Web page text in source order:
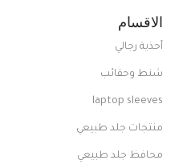
الاقسام
أحذية رجالي
شنط وحقائب
laptop sleeves
منتجات جلد طبيعي
محافظ جلد طبيعي